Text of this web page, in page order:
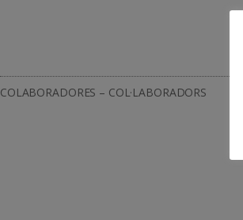
COLABORADORES – COL·LABORADORS